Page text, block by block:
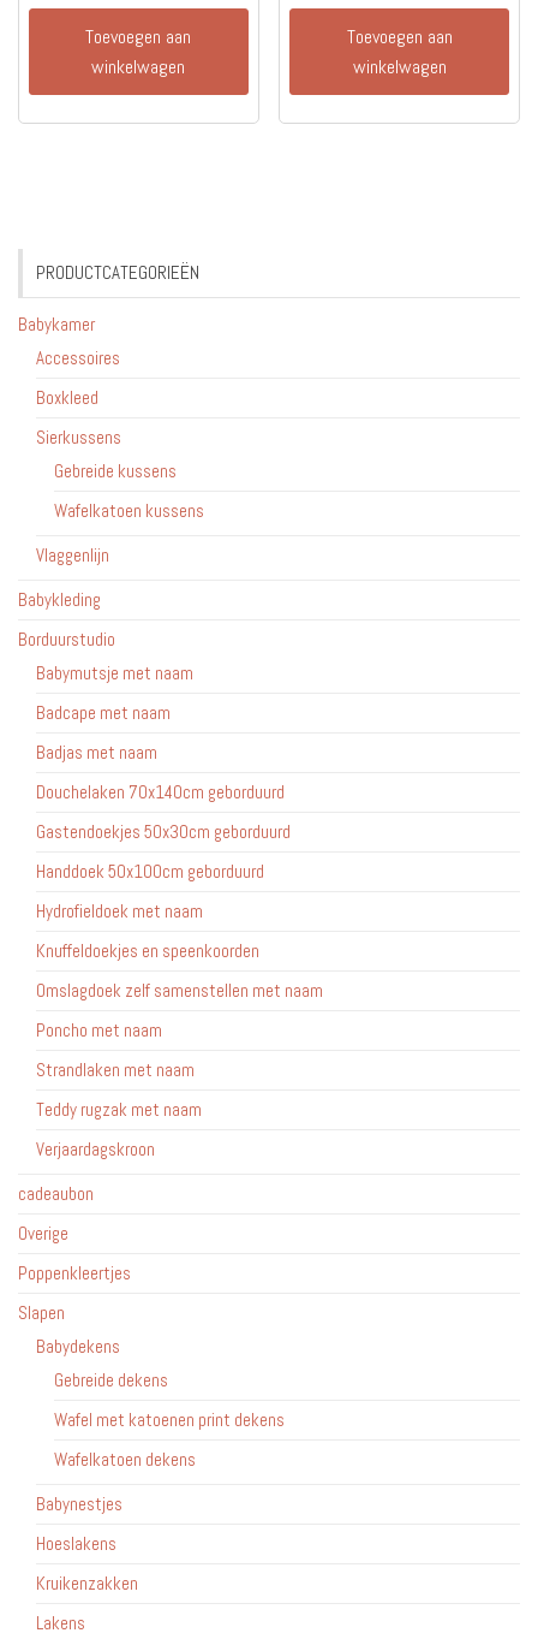
Toevoegen aan
winkelwagen
Toevoegen aan
winkelwagen
PRODUCTCATEGORIEËN
Babykamer
Accessoires
Boxkleed
Sierkussens
Gebreide kussens
Wafelkatoen kussens
Vlaggenlijn
Babykleding
Borduurstudio
Babymutsje met naam
Badcape met naam
Badjas met naam
Douchelaken 70x140cm geborduurd
Gastendoekjes 50x30cm geborduurd
Handdoek 50x100cm geborduurd
Hydrofieldoek met naam
Knuffeldoekjes en speenkoorden
Omslagdoek zelf samenstellen met naam
Poncho met naam
Strandlaken met naam
Teddy rugzak met naam
Verjaardagskroon
cadeaubon
Overige
Poppenkleertjes
Slapen
Babydekens
Gebreide dekens
Wafel met katoenen print dekens
Wafelkatoen dekens
Babynestjes
Hoeslakens
Kruikenzakken
Lakens